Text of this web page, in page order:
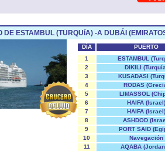
DE ESTAMBUL (TURQUíA) -A DUBÁI
DÍA
PUERTO
1
ESTAMBUL
2
DIKILI
3
KUSADASI
4
RODAS
5
LIMASSOL
6
HAIFA (Israel)
7
HAIFA (Israel)
8
ASHDOD
9
PORT SAID
10
Navegación
11
AQABA